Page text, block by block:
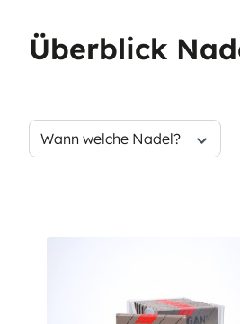
Überblick
Wann welche Nadel?